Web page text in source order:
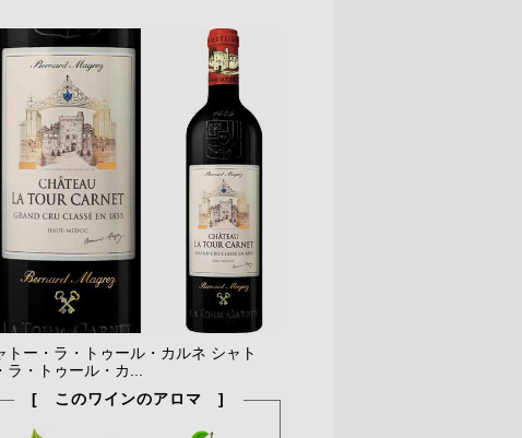
トー・ラ・トゥール・カルネ シャト
ラ・トゥール・カ...
[ このワインのアロマ ]